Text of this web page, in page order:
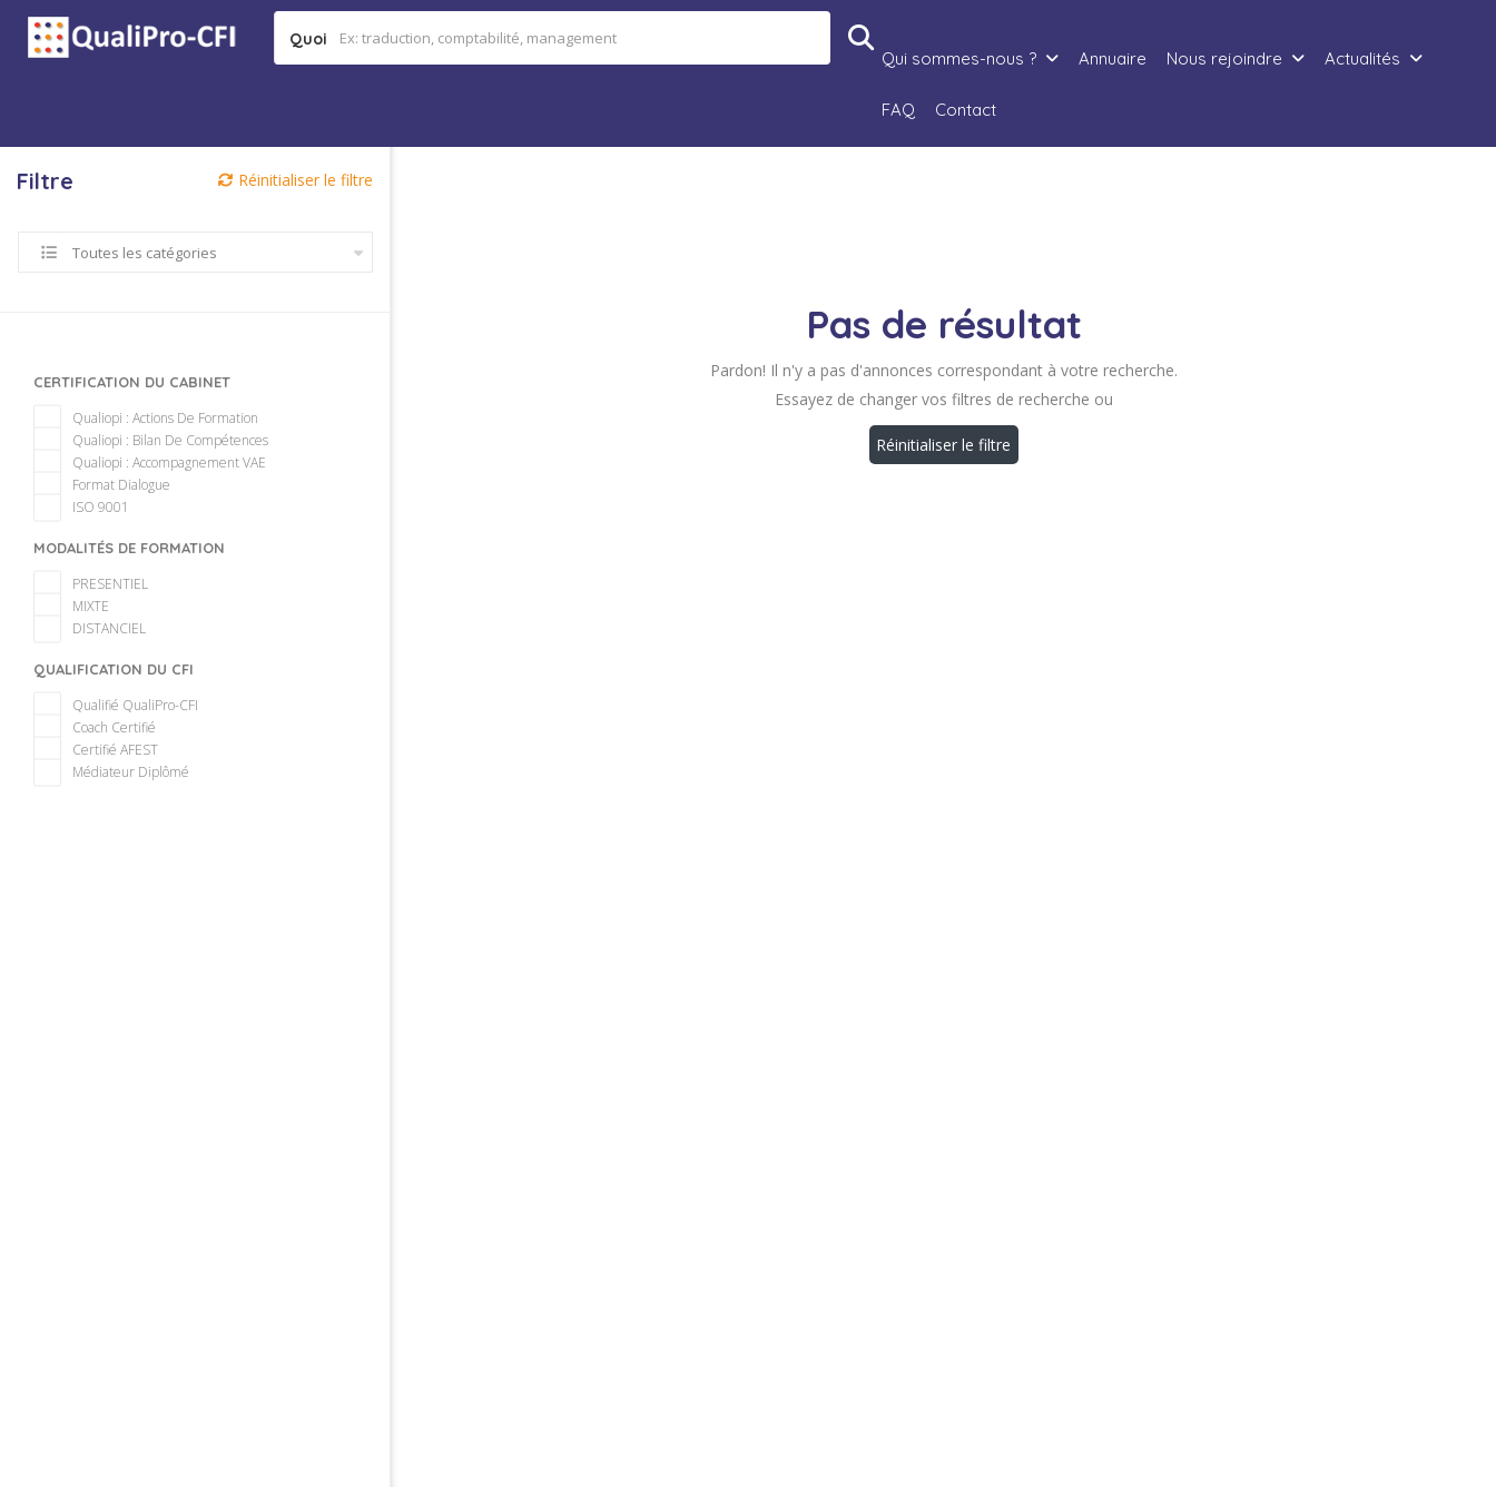
Quoi
Qui sommes-nous ? Annuaire Nous rejoindre Actualités
FAQ Contact
Filtre Réinitialiser le filtre
Toutes les catégories
CERTIFICATION DU CABINET
Qualiopi : Actions De Formation
Qualiopi : Bilan De Compétences
Qualiopi : Accompagnement VAE
Format Dialogue
ISO 9001
MODALITÉS DE FORMATION
PRESENTIEL
MIXTE
DISTANCIEL
QUALIFICATION DU CFI
Qualifié QualiPro-CFI
Coach Certifié
Certifié AFEST
Médiateur Diplômé
Pas de résultat
Pardon! Il n'y a pas d'annonces correspondant à votre recherche.
Essayez de changer vos filtres de recherche ou
Réinitialiser le filtre